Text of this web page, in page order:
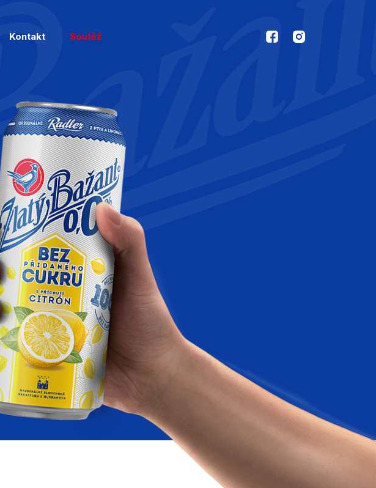
Kontakt Soutěž